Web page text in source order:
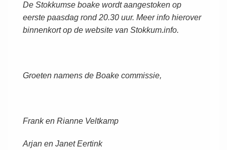
De Stokkumse boake wordt aangestoken op
eerste paasdag rond 20.30 uur. Meer info hierover
binnenkort op de website van Stokkum.info.
Groeten namens de Boake commissie,
Frank en Rianne Veltkamp
Arjan en Janet Eertink